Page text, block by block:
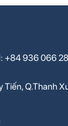
+84 936 066
Tiến, Q.Thanh